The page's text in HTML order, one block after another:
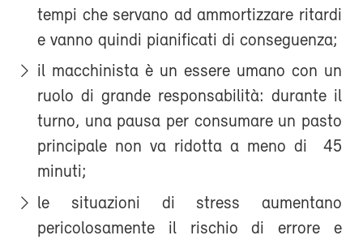
tempi che servano ad ammortizzare ritardi
e vanno quindi pianificati di conseguenza;
il macchinista è un essere umano con un
ruolo di grande responsabilità: durante il
turno, una pausa per consumare un pasto
principale non va ridotta a meno di 45
minuti;
le situazioni di stress aumentano
pericolosamente il rischio di errore e